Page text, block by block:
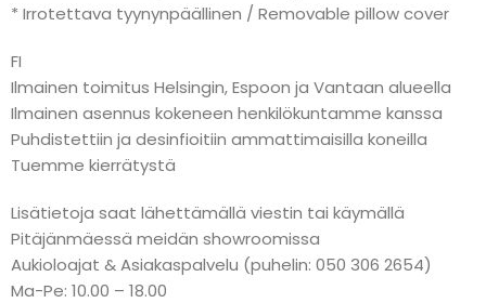
* Irrotettava tyynynpäällinen / Removable pillow cover
FI
Ilmainen toimitus Helsingin, Espoon ja Vantaan alueella
Ilmainen asennus kokeneen henkilökuntamme kanssa
Puhdistettiin ja desinfioitiin ammattimaisilla koneilla
Tuemme kierrätystä
Lisätietoja saat lähettämällä viestin tai käymällä
Pitäjänmäessä meidän showroomissa
Aukioloajat & Asiakaspalvelu (puhelin: 050 306 2654)
Ma-Pe: 10.00 – 18.00